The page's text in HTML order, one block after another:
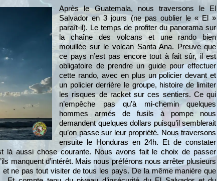
Après le Guatemala, nous traversons le El
Salvador en 3 jours (ne pas oublier le « El »
paraît-il). Le temps de profiter du panorama sur
la chaîne des volcans et une rando bien
mouillée sur le volcan Santa Ana. Preuve que
ce pays n’est pas encore tout à fait sûr, il est
obligatoire de prendre un guide pour effectuer
cette rando, avec en plus un policier devant et
un policier derrière le groupe, histoire de limiter
les risques de racket sur ces sentiers. Ce qui
n’empêche pas qu’à mi-chemin quelques
hommes armés de fusils à pompe nous
demandent quelques dollars puisqu’il semblerait
qu’on passe sur leur propriété. Nous traversons
ensuite le Honduras en 24h. Et de constater
là aussi chose courante. Nous avons fait le choix de passer
manquent d’intérêt. Mais nous préférons nous arrêter plusieurs
ne pas tout visiter de tous les pays. De la même manière que